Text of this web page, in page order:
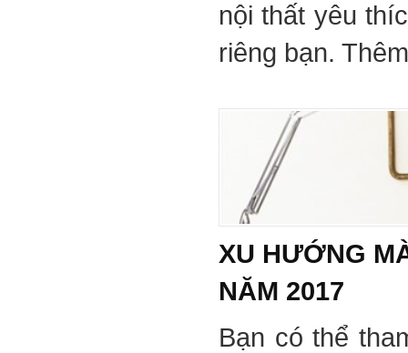
nội thất yêu
riêng bạn.
XU HƯỚNG
NĂM 2017
Bạn có thể